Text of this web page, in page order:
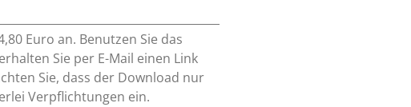
Euro an. Benutzen Sie das
Sie per E-Mail einen Link
Sie, dass der Download nur
Verpflichtungen ein.